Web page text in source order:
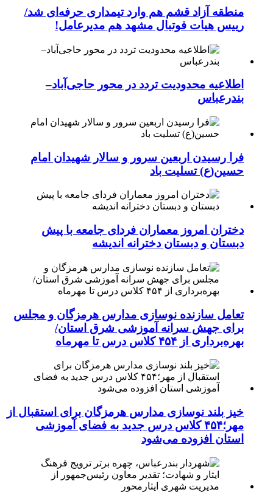
منطقه آزاد قشم هم وارد تیمداری حرفه‌ای شد/
رییس هیات فوتبال مشهد هم مدیرعامل!
اطلاعیه محدودیت تردد در محور حاجی‌آباد–
بندرعباس
فرا رسیدن اربعین سرور و سالار شهیدان امام
حسین(ع) تسلیت باد
دختران امروز معماران فردای جامعه با پیش
دبستان و دبستان دخترانه اندیشه
تعامل سازنده نوسازی مدارس هرمزگان و مجلس
برای جهش سرانه آموزشی شرق استان/
بهره‌برداری از ۴۵۴ کلاس درس تا مهرماه
خیز بلند نوسازی مدارس هرمزگان برای استقبال از
مهر؛۴۵۴ کلاس درس جدید به فضای آموزشی
استان افزوده می‌شود